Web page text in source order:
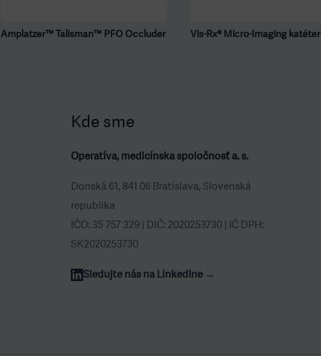
Amplatzer™ Talisman™ PFO Occluder Vis-Rx® Micro-Imaging katéter
Kde sme
Operatíva, medicínska spoločnosť a. s.
Donská 61, 841 06 Bratislava, Slovenská
republika
IČO: 35 757 329 | DIČ: 2020253730 | IČ DPH:
SK2020253730
Sledujte nás na LinkedIne →